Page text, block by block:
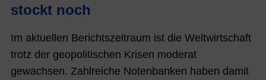
rst
ds
stockt noch
Im aktuellen Berichtszeitraum ist die Weltwirtschaft
trotz der geopolitischen Krisen moderat
gewachsen. Zahlreiche Notenbanken haben damit